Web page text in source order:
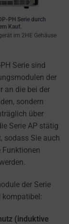
PH Serie durch
Kauf.
im 2HE Gehäuse
Serie sind
der
an die bei der
sondern
über
Serie AP stätig
sodass Sie auch
Funktionen
der Serie
kompatibel:
(induktive